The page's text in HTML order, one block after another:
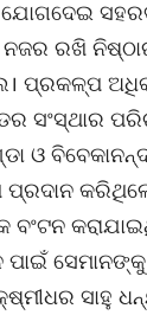
ରଖି
ପ୍ରକଳ୍ପ
ସଂସ୍ଥାର
ଓ
ବଂଟନ
ସାହୁ